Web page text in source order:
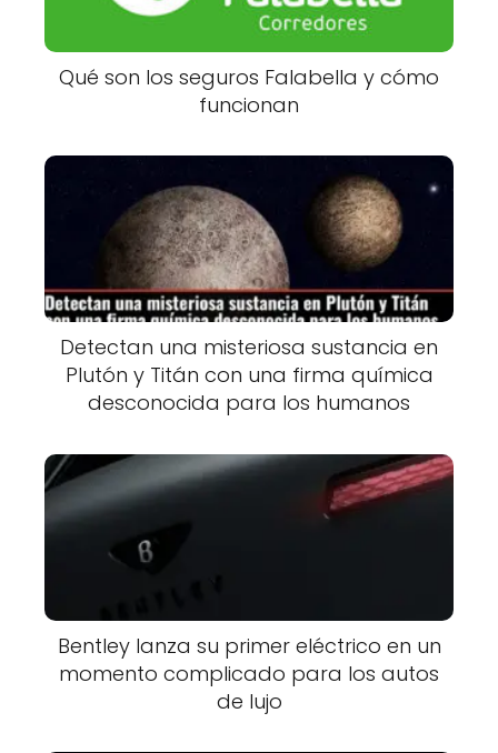
Qué son los seguros Falabella y cómo
funcionan
Detectan una misteriosa sustancia en
Plutón y Titán con una firma química
desconocida para los humanos
Bentley lanza su primer eléctrico en un
momento complicado para los autos
de lujo